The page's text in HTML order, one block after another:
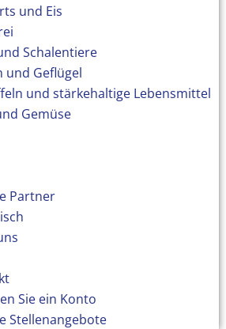
und Eis
Schalentiere
und Geflügel
und stärkehaltige Lebensmittel
Gemüse
Partner
Sie ein Konto
Stellenangebote